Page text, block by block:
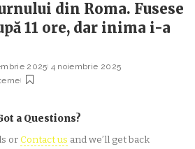
din Roma. Fusese
11 ore, dar inima i-a
2025 4 noiembrie 2025
a Questions?
orContact us and we’ll get back